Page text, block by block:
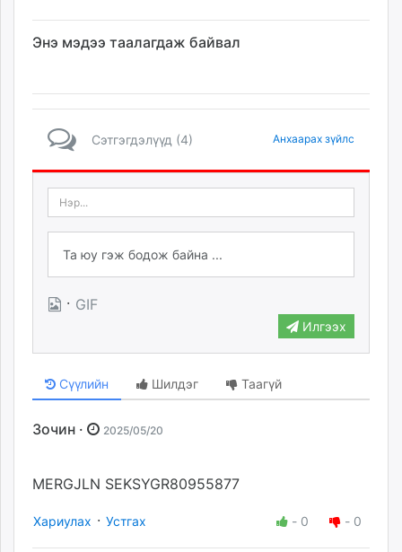
Энэ мэдээ таалагдаж байвал
Сэтгэгдэлүүд (4) Анхаарах зүйлс
· GIF
Илгээх
Сүүлийн Шилдэг Таагүй
Зочин · 2025/05/20
MERGJLN SEKSYGR80955877
Хариулах · Устгах - 0 - 0